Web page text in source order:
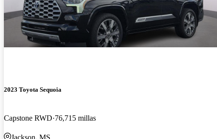
2023 Toyota Sequoia
Capstone RWD 76,715 millas